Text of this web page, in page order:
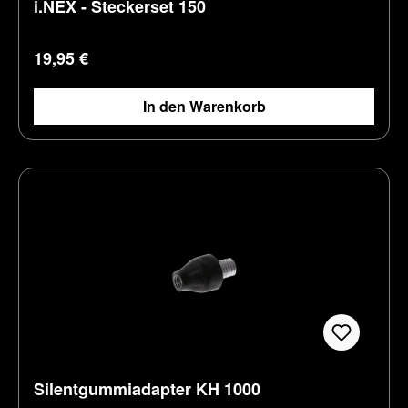
i.NEX - Steckerset 150
Regulärer Preis:
19,95 €
In den Warenkorb
Silentgummiadapter KH 1000